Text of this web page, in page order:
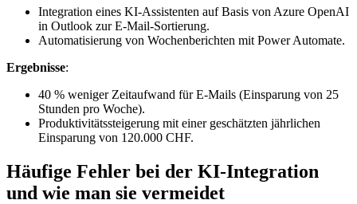
Integration eines KI-Assistenten auf Basis von Azure OpenAI
in Outlook zur E-Mail-Sortierung.
Automatisierung von Wochenberichten mit Power Automate.
Ergebnisse:
40 % weniger Zeitaufwand für E-Mails (Einsparung von 25
Stunden pro Woche).
Produktivitätssteigerung mit einer geschätzten jährlichen
Einsparung von 120.000 CHF.
Häufige Fehler bei der KI-Integration
und wie man sie vermeidet